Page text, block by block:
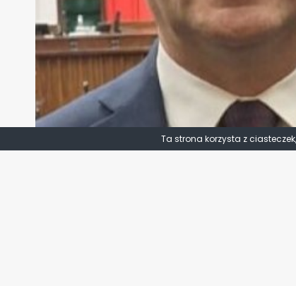
Ta strona korzysta z